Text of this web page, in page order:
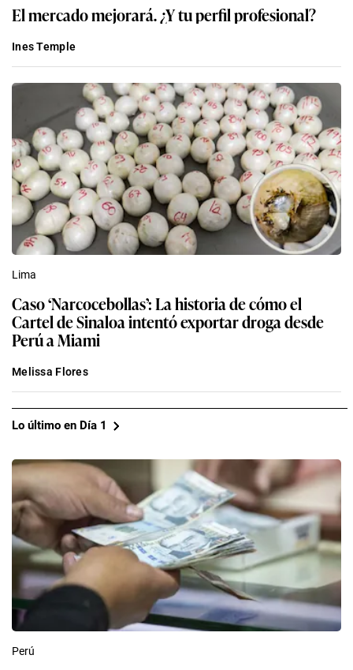
El mercado mejorará. ¿Y tu perfil profesional?
Ines Temple
Lima
Caso ‘Narcocebollas’: La historia de cómo el
Cartel de Sinaloa intentó exportar droga desde
Perú a Miami
Melissa Flores
Lo último en Día 1
Perú